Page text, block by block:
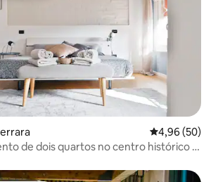
4,96 de uma
4,96 (50)
de dois quartos no centro histórico -